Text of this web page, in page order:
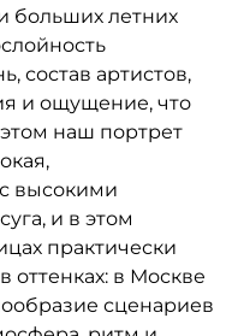
больших летних
состав артистов,
и ощущение, что
наш портрет
высокими
и в этом
практически
оттенках: в Москве
сценариев